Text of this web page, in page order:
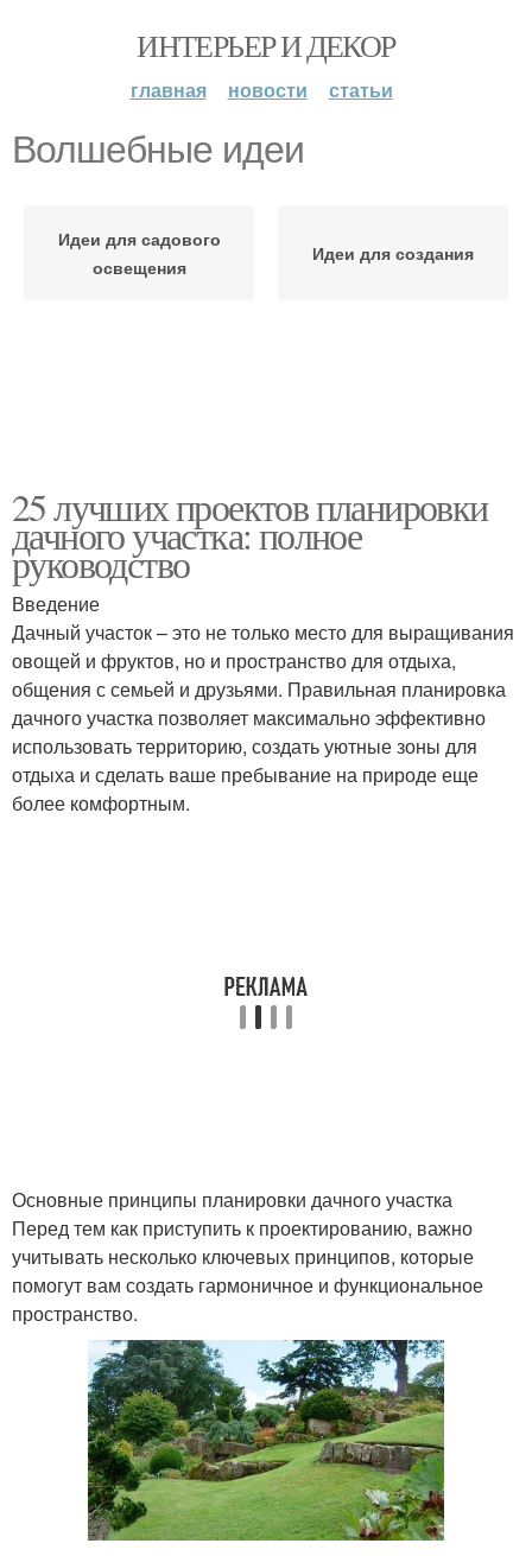
ИНТЕРЬЕР И ДЕКОР
главная новости статьи
Волшебные идеи
Идеи для садового
освещения
Идеи для создания
25 лучших проектов планировки
дачного участка: полное
руководство
Введение
Дачный участок – это не только место для выращивания
овощей и фруктов, но и пространство для отдыха,
общения с семьей и друзьями. Правильная планировка
дачного участка позволяет максимально эффективно
использовать территорию, создать уютные зоны для
отдыха и сделать ваше пребывание на природе еще
более комфортным.
Основные принципы планировки дачного участка
Перед тем как приступить к проектированию, важно
учитывать несколько ключевых принципов, которые
помогут вам создать гармоничное и функциональное
пространство.